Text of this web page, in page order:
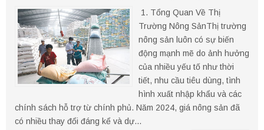
1. Tổng Quan Về Thị
Trường Nông SảnThị trường
nông sản luôn có sự biến
động mạnh mẽ do ảnh hưởng
của nhiều yếu tố như thời
tiết, nhu cầu tiêu dùng, tình
hình xuất nhập khẩu và các
chính sách hỗ trợ từ chính phủ. Năm 2024, giá nông sản đã
có nhiều thay đổi đáng kể và dự...